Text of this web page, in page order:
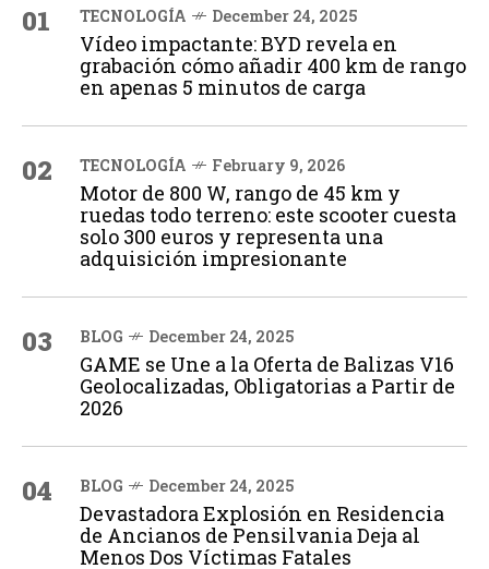
01 TECNOLOGÍA December 24, 2025
Vídeo impactante: BYD revela en
grabación cómo añadir 400 km de rango
en apenas 5 minutos de carga
02 TECNOLOGÍA February 9, 2026
Motor de 800 W, rango de 45 km y
ruedas todo terreno: este scooter cuesta
solo 300 euros y representa una
adquisición impresionante
03 BLOG December 24, 2025
GAME se Une a la Oferta de Balizas V16
Geolocalizadas, Obligatorias a Partir de
2026
04 BLOG December 24, 2025
Devastadora Explosión en Residencia
de Ancianos de Pensilvania Deja al
Menos Dos Víctimas Fatales